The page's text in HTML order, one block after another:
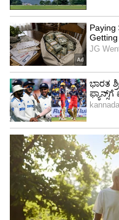
ಕನ್ಯಾ ರಾಶಿಯವರಿಗೆ
ನಿಮ್ಮ ಆರೋಗ್ಯ
ನಿಮ್ಮ ಆತ್ಮವಿಶ್ವಾಸ
ಕೆಲಸಗಳು
ಮುನ್ನಡೆಯುತ್ತೀರಿ.
5
6